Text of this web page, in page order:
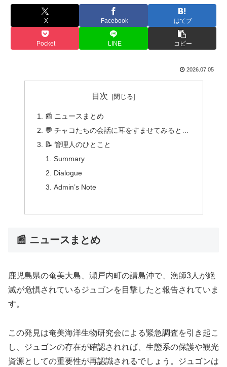
X Facebook はてブ
Pocket LINE コピー
2026.07.05
目次
📰 ニュースまとめ
💬 チャコたちの会話に耳をすませてみると…
📝 管理人のひとこと
Summary
Dialogue
Admin’s Note
📰 ニュースまとめ
鹿児島県の奄美大島、瀬戸内町の請島沖で、漁師3人が絶
滅が危惧されているジュゴンを目撃したと報告されていま
す。
この発見は奄美海洋生物研究会による緊急調査を引き起こ
し、ジュゴンの存在が確認されれば、生態系の保護や観光
資源としての重要性が再認識されるでしょう。ジュゴンは